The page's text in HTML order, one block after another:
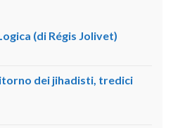
(di Régis Jolivet)
dei jihadisti, tredici